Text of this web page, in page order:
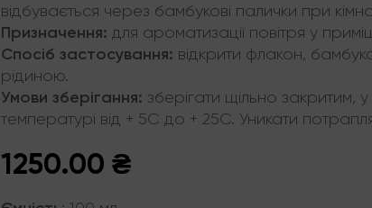
відбувається через бамбукові палички при
Призначення: для ароматизації повітря у
Спосіб застосування: відкрити флакон,
рідиною.
Умови зберігання: зберігати щільно закритим,
температурі від + 5С до + 25С. Уникати
1250.00 ₴